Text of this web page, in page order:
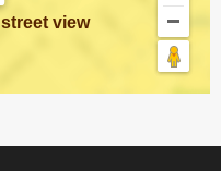
street view